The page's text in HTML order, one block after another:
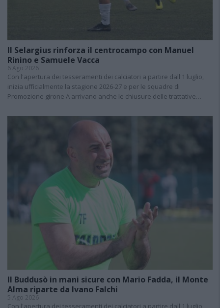
Il Selargius rinforza il centrocampo con Manuel
Rinino e Samuele Vacca
6 Ago 2026
Con l'apertura dei tesseramenti dei calciatori a partire dall'1 luglio,
inizia ufficialmente la stagione 2026-27 e per le squadre di
Promozione girone A arrivano anche le chiusure delle trattative…
Il Buddusò in mani sicure con Mario Fadda, il Monte
Alma riparte da Ivano Falchi
5 Ago 2026
Con l'apertura dei tesseramenti dei calciatori a partire dall'1 luglio,